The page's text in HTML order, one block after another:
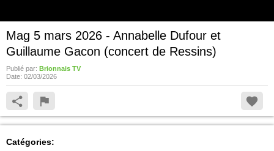
Mag 5 mars 2026 - Annabelle Dufour et
Guillaume Gacon (concert de Ressins)
Publié par: Brionnais TV
Date: 02/03/2026
Catégories: